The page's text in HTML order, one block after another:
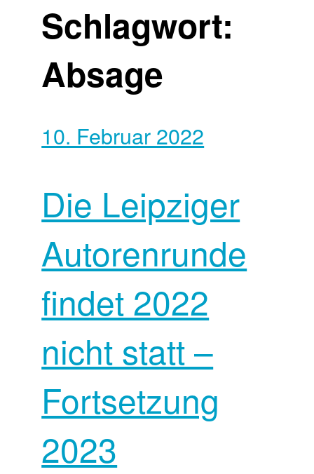
Schlagwort:
Absage
10. Februar 2022
Die Leipziger
Autorenrunde
findet 2022
nicht statt –
Fortsetzung
2023